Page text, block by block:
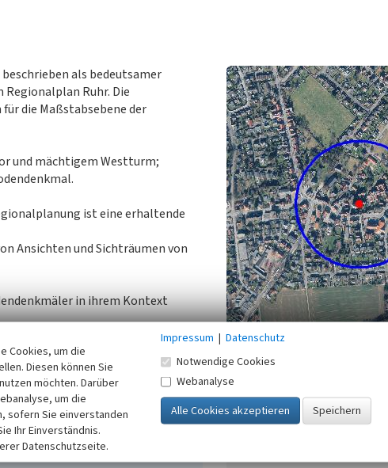
als bedeutsamer
Ruhr. Die
die Maßstabsebene der
und mächtigem Westturm;
ist eine erhaltende
Ansichten und Sichträumen von
in ihrem Kontext
Fachbeitrag Kulturlandschaft zum
Kulturlandschaftsbereiche (KLBs)
im Geltungsbereich des
Cookies, um die
Diesen können Sie
möchten. Darüber
um die
sofern Sie einverstanden
Ihr Einverständnis.
Datenschutzseite.
Impressum | Datenschutz
Notwendige Cookies
Webanalyse